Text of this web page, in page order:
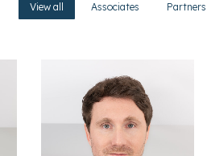
View all Associates Partners